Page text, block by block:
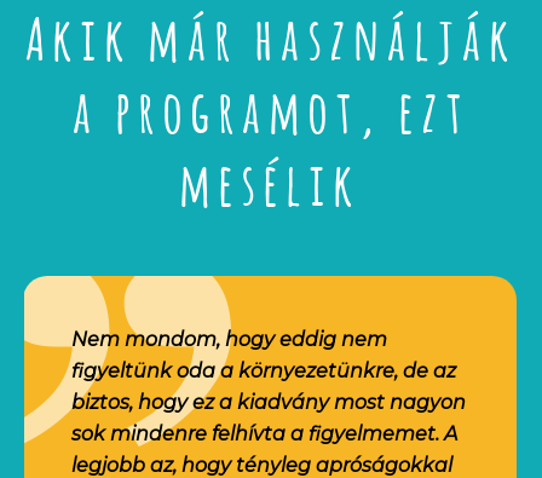
Akik már használják
a programot, ezt
mesélik
Nem mondom, hogy eddig nem
figyeltünk oda a környezetünkre, de az
biztos, hogy ez a kiadvány most nagyon
sok mindenre felhívta a figyelmemet. A
legjobb az, hogy tényleg apróságokkal